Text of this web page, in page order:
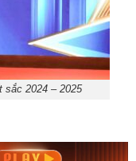
sắc 2024 – 2025
Mua ngay